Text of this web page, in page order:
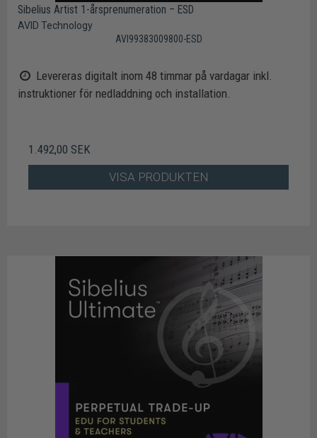
Sibelius Artist 1-årsprenumeration – ESD
AVID Technology
AVI99383009800-ESD
Levereras digitalt inom 48 timmar på vardagar inkl.
instruktioner för nedladdning och installation.
1.492,00 SEK
VISA PRODUKTEN